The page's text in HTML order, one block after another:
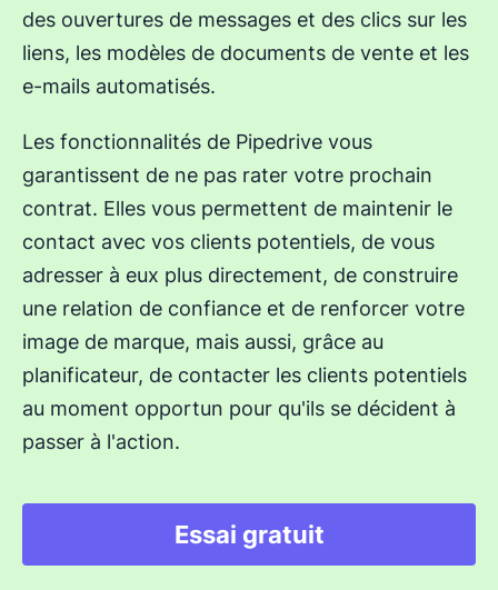
des ouvertures de messages et des clics sur les
liens, les modèles de documents de vente et les
e-mails automatisés.
Les fonctionnalités de Pipedrive vous
garantissent de ne pas rater votre prochain
contrat. Elles vous permettent de maintenir le
contact avec vos clients potentiels, de vous
adresser à eux plus directement, de construire
une relation de confiance et de renforcer votre
image de marque, mais aussi, grâce au
planificateur, de contacter les clients potentiels
au moment opportun pour qu'ils se décident à
passer à l'action.
Essai gratuit